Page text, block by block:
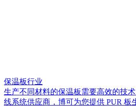
保温板行业
生产不同材料的保温板需要高效的技
线系统供应商，博可为您提供 PUR 板